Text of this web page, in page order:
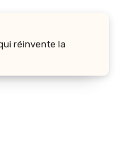
réinvente la